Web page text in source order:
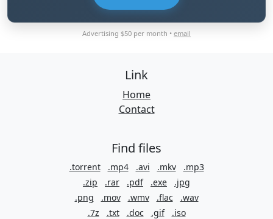
Advertising $50 per month • email
Link
Home
Contact
Find files
.torrent .mp4 .avi .mkv
.mp3
.zip
.rar .pdf .exe
.jpg
.png
.mov .wmv .flac
.wav
.7z
.txt .doc .gif .iso